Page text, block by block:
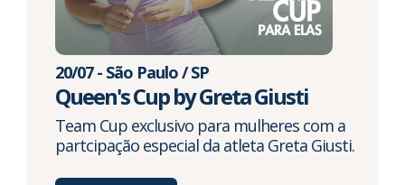
20/07 - São Paulo / SP
Queen's Cup by Greta Giusti
Team Cup exclusivo para mulheres com a
partcipação especial da atleta Greta Giusti.